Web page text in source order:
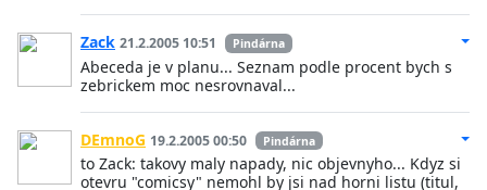
Zack 21.2.2005 10:51 Pindárna
Abeceda je v planu... Seznam podle procent bych s
zebrickem moc nesrovnaval...
DEmnoG 19.2.2005 00:50 Pindárna
to Zack: takovy maly napady, nic objevnyho... Kdyz si
otevru "comicsy" nemohl by jsi nad horni listu (titul,